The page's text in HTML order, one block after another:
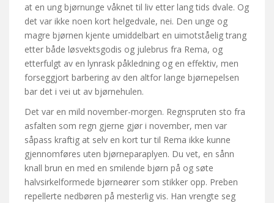
at en ung bjørnunge våknet til liv etter lang tids dvale. Og
det var ikke noen kort helgedvale, nei. Den unge og
magre bjørnen kjente umiddelbart en uimotståelig trang
etter både løsvektsgodis og julebrus fra Rema, og
etterfulgt av en lynrask påkledning og en effektiv, men
forseggjort barbering av den altfor lange bjørnepelsen
bar det i vei ut av bjørnehulen.
Det var en mild november-morgen. Regnspruten sto fra
asfalten som regn gjerne gjør i november, men var
såpass kraftig at selv en kort tur til Rema ikke kunne
gjennomføres uten bjørneparaplyen. Du vet, en sånn
knall brun en med en smilende bjørn på og søte
halvsirkelformede bjørneører som stikker opp. Preben
repellerte nedbøren på mesterlig vis. Han vrengte seg